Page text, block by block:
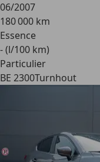
06/2007
180 000 km
Essence
- (l/100 km)
Particulier
BE 2300Turnhout